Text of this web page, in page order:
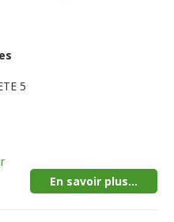
5
En savoir plus...